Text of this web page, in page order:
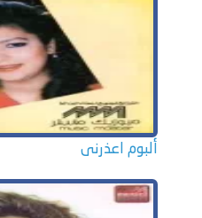
ألبوم اعذرنى